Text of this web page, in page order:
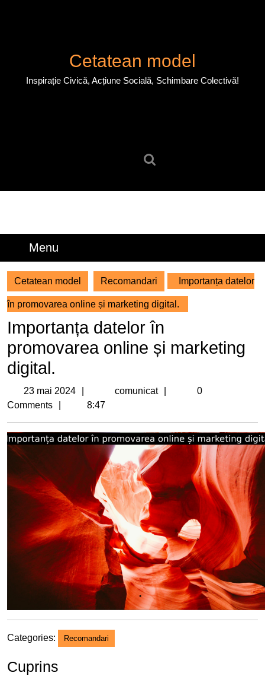
Cetatean model
Inspirație Civică, Acțiune Socială, Schimbare Colectivă!
Menu
Cetatean model Recomandari Importanța datelor
în promovarea online și marketing digital.
Importanța datelor în
promovarea online și marketing
digital.
23 mai 2024
mai
comunicat comunicat
0
Comments
8:47
Categories: Recomandari
Cuprins